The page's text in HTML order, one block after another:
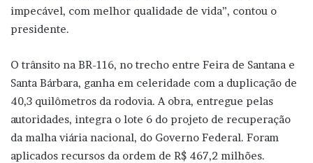
impecável, com melhor qualidade de vida”, contou o
presidente.
O trânsito na BR-116, no trecho entre Feira de Santana e
Santa Bárbara, ganha em celeridade com a duplicação de
40,3 quilômetros da rodovia. A obra, entregue pelas
autoridades, integra o lote 6 do projeto de recuperação
da malha viária nacional, do Governo Federal. Foram
aplicados recursos da ordem de R$ 467,2 milhões.